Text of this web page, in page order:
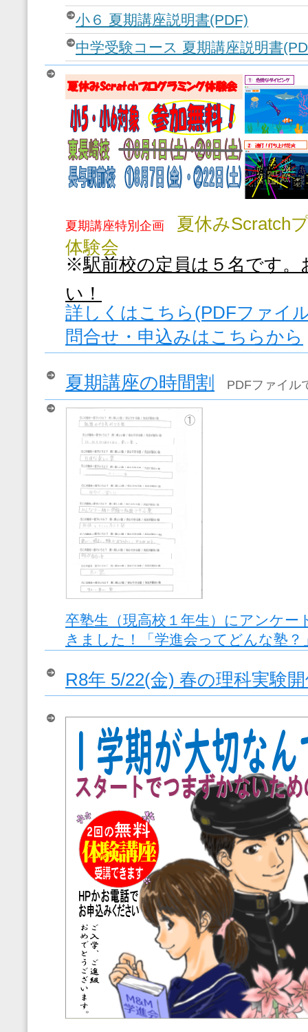
小６ 夏期講座説明書(PDF)
中学受験コース 夏期講座説明書
夏期講座特別企画 夏休みScratch
体験会
※駅前校の定員は５名です。
い！
詳しくはこちら(PDFファイ
問合せ・申込みはこちらから
夏期講座の時間割 PDFファイル
卒塾生（現高校１年生）にアンケー
きました！「学進会ってどんな塾
R8年 5/22(金) 春の理科実験